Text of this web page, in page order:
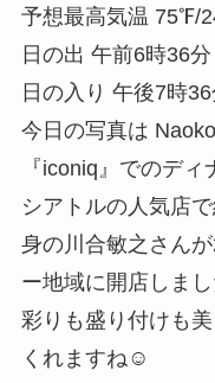
予想最高気温 75℉/
日の出 午前6時36分
日の入り 午後7時36
今日の写真は
『iconiq』でのディ
シアトルの人気店
身の川合敏之さん
ー地域に開店しまし
彩りも盛り付けも
くれますね☺️